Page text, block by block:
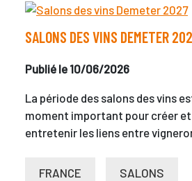
SALONS DES VINS DEMETER
Publié le 10/06/2026
La période des salons des vins
moment important pour créer et
entretenir les liens entre
FRANCE SALONS